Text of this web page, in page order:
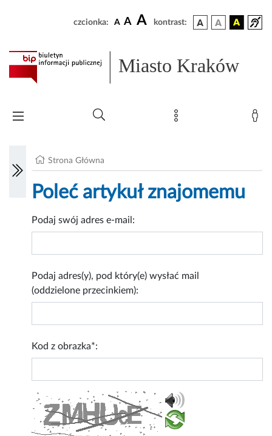
czcionka: A A A kontrast:
Miasto Kraków
Strona Główna
Poleć artykuł znajomemu
Podaj swój adres e-mail:
Podaj adres(y), pod który(e) wysłać mail
(oddzielone przecinkiem):
Kod z obrazka*: